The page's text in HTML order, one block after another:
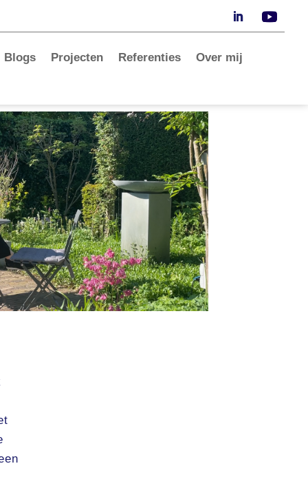
Blogs Projecten Referenties
Over mij